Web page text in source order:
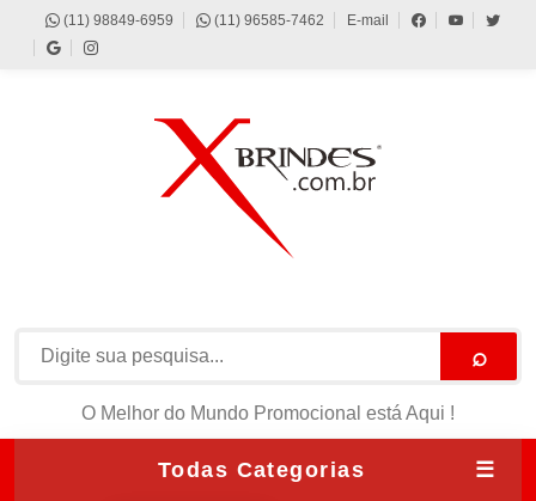
(11) 98849-6959 (11) 96585-7462 E-mail
⌕
O Melhor do Mundo Promocional está Aqui !
Todas Categorias ☰